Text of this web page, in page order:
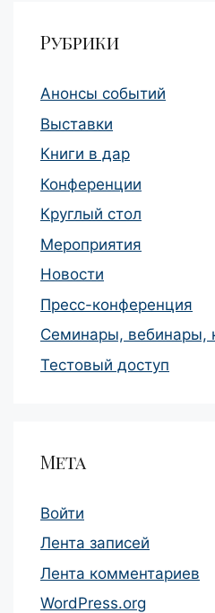
Рубрики
Анонсы событий
Выставки
Книги в дар
Конференции
Круглый стол
Мероприятия
Новости
Пресс-конференция
Семинары, вебинары,
Тестовый доступ
Мета
Войти
Лента записей
Лента комментариев
WordPress.org